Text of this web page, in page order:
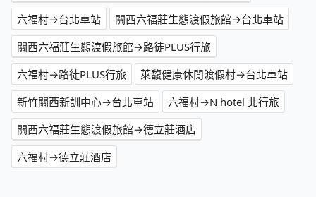
六福村→台北車站
關西六福莊生態渡假旅館→台北車站
關西六福莊生態渡假旅館→路徒PLUS行旅
六福村→路徒PLUS行旅
萊馥健康休閒渡假村→台北車站
新竹關西新訓中心→台北車站
六福村→N hotel 北行旅
關西六福莊生態渡假旅館→德立莊酒店
六福村→德立莊酒店